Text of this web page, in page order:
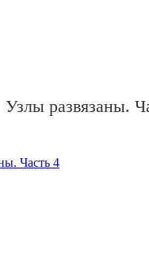
Узлы развязаны.